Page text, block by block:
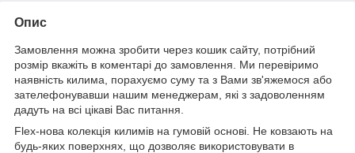
Опис
Замовлення можна зробити через кошик сайту, потрібний
розмір вкажіть в коментарі до замовлення. Ми перевіримо
наявність килима, порахуємо суму та з Вами зв'яжемося або
зателефонувавши нашим менеджерам, які з задоволенням
дадуть на всі цікаві Вас питання.
Flex-нова колекція килимів на гумовій основі. Не ковзають на
будь-яких поверхнях, що дозволяє використовувати в